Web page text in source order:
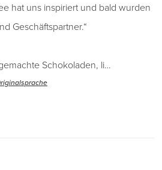
hat uns inspiriert und bald wurden
Geschäftspartner.“
Schokoladen, li…